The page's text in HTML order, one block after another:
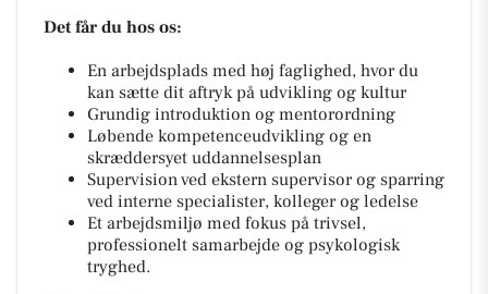
Det får du hos os:
En arbejdsplads med høj faglighed, hvor du
kan sætte dit aftryk på udvikling og kultur
Grundig introduktion og mentorordning
Løbende kompetenceudvikling og en
skræddersyet uddannelsesplan
Supervision ved ekstern supervisor og sparring
ved interne specialister, kolleger og ledelse
Et arbejdsmiljø med fokus på trivsel,
professionelt samarbejde og psykologisk
tryghed.